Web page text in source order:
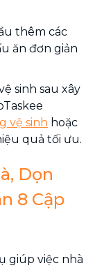
thêm các
ăn đơn giản
sinh sau xây
vệ sinh hoặc
quả tối ưu.
Dọn
8 Cập
giúp việc nhà